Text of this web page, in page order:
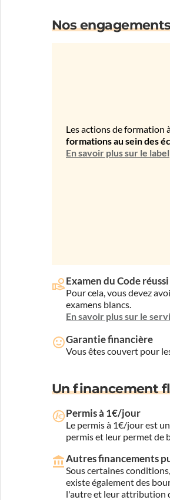
Nos
Les actions de formation
formations au sein des
En savoir plus sur le label
Examen du Code
Pour cela, vous devez
examens blancs.
En savoir plus sur le
Garantie financière
Vous êtes couvert pour
Un financement
Permis à 1€/jour
Le permis à 1€/jour est
permis et leur permet de
Autres financements
Sous certaines
existe également des
l'autre et leur attribution